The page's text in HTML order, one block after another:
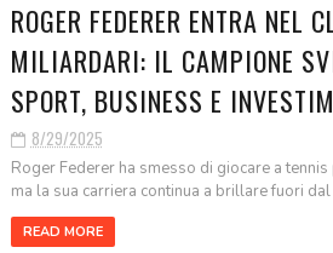
ROGER FEDERER ENTRA NEL
MILIARDARI: IL CAMPIONE
SPORT, BUSINESS E
8/29/2025
Roger Federer ha smesso di giocare a
ma la sua carriera continua a brillare fuori
READ MORE